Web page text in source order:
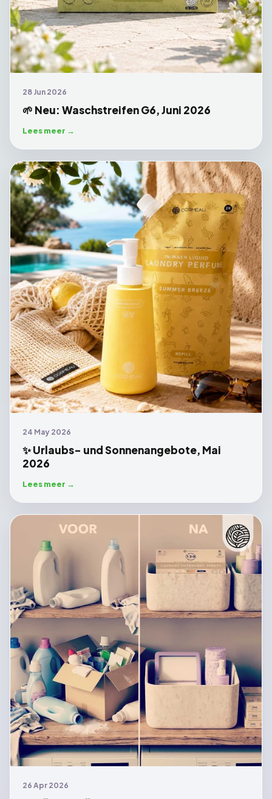
28 Jun 2026
🌱 Neu: Waschstreifen G6, Juni 2026
Lees meer →
24 May 2026
✨ Urlaubs- und Sonnenangebote, Mai
2026
Lees meer →
26 Apr 2026